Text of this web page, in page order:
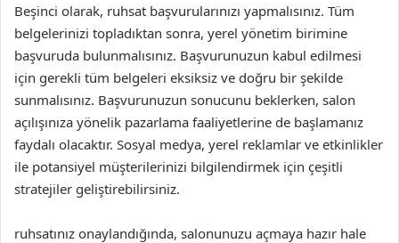
Beşinci olarak, ruhsat başvurularınızı yapmalısınız. Tüm
belgelerinizi topladıktan sonra, yerel yönetim birimine
başvuruda bulunmalısınız. Başvurunuzun kabul edilmesi
için gerekli tüm belgeleri eksiksiz ve doğru bir şekilde
sunmalısınız. Başvurunuzun sonucunu beklerken, salon
açılışınıza yönelik pazarlama faaliyetlerine de başlamanız
faydalı olacaktır. Sosyal medya, yerel reklamlar ve etkinlikler
ile potansiyel müşterilerinizi bilgilendirmek için çeşitli
stratejiler geliştirebilirsiniz.
ruhsatınız onaylandığında, salonunuzu açmaya hazır hale